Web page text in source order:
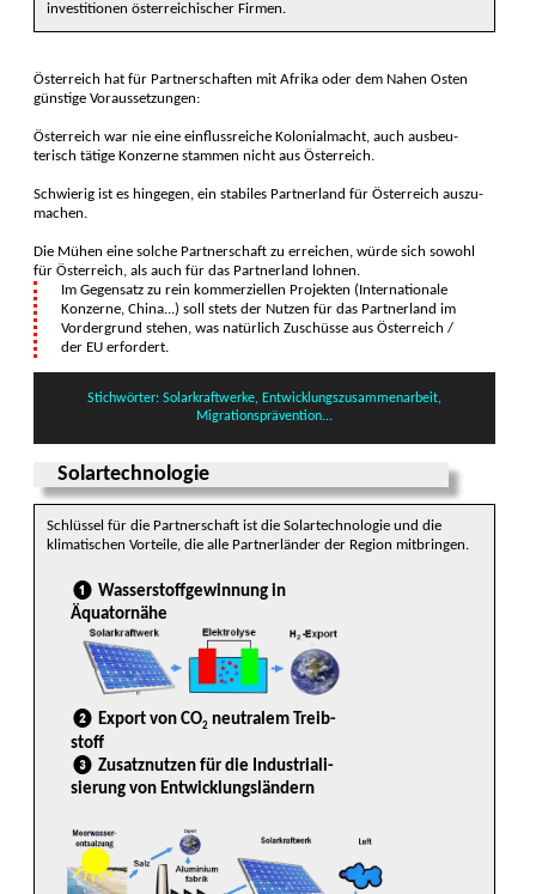
investi­tionen öster­reichi­scher Fir­men.
Österreich hat für Partner­schaften mit Afrika oder dem Na­hen Osten
güns­tige Voraus­setzungen:
Österreich war nie eine einfluss­reiche Kolonial­macht, auch ausbeu­
terisch tä­tige Kon­zerne stammen nicht aus Öster­reich.
Schwierig ist es hingegen, ein stabiles Partner­land für Öster­reich auszu­
machen.
Die Mühen eine solche Partner­schaft zu errei­chen, würde sich sowohl
für Öster­reich, als auch für das Partner­land lohnen.
Im Gegensatz zu rein kommer­ziellen Projekten (Inter­natio­nale
Kon­zerne, China...) soll stets der Nutzen für das Partner­land im
Vorder­grund stehen, was natür­lich Zuschüsse aus Öster­reich /
der EU erfor­dert.
Stichwörter: Solar­kraftwerke, Entwicklungs­zusammenarbeit,
Migrations­prävention...
Solartechnologie
Schlüssel für die Partner­schaft ist die Solar­technologie und die
klima­tischen Vor­teile, die alle Partner­länder der Region mit­bringen.
❶ Wasserstoffgewinnung in
Äquatornähe
❷ Export von CO2 neutralem Treib­
stoff
❸ Zusatznutzen für die Indus­tri­ali­
sierung von Entwicklungs­ländern